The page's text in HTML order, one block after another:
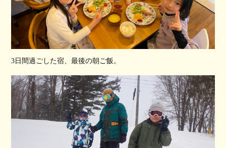
3日間過ごした宿、最後の朝ご飯。